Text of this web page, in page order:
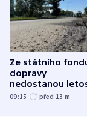
Ze státního
dopravy
nedostanou
kraje na silnice ani
09:15 před 13 m